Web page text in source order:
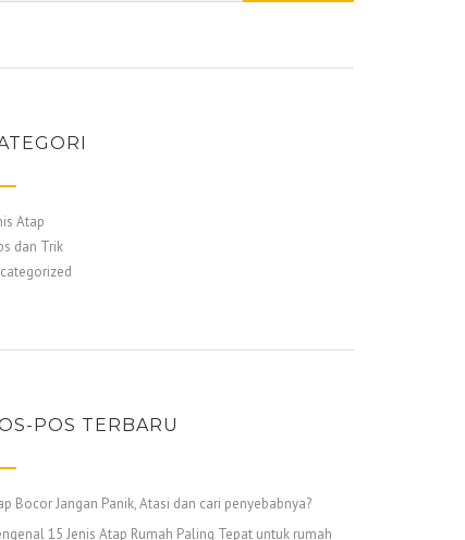
Atap
dan Trik
POS TERBARU
Bocor Jangan Panik, Atasi dan cari penyebabnya?
15 Jenis Atap Rumah Paling Tepat untuk rumah